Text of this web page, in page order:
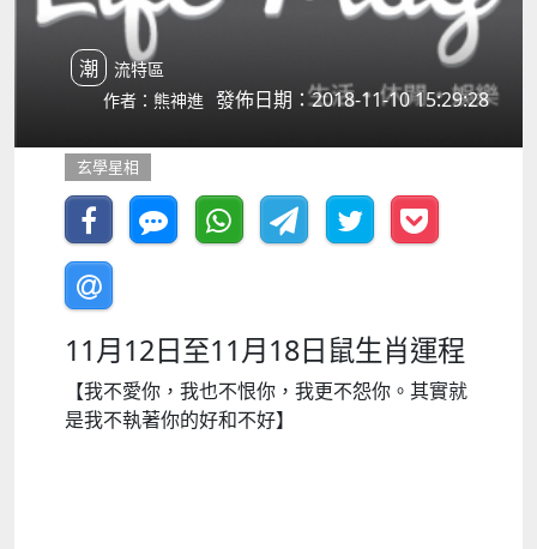
潮流特區
作者：熊神進 發佈日期：2018-11-10 15:29:28
玄學星相
11月12日至11月18日鼠生肖運程
【我不愛你，我也不恨你，我更不怨你。其實就
是我不執著你的好和不好】